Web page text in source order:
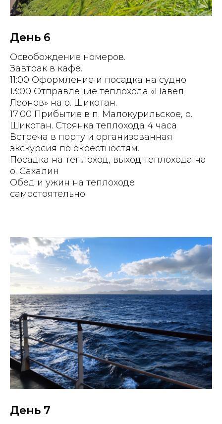
День 6
Освобождение номеров.
Завтрак в кафе.
11:00 Оформление и посадка на судно
13:00 Отправление теплохода «Павел
Леонов» на о. Шикотан.
17:00 Прибытие в п. Малокурильское, о.
Шикотан. Стоянка теплохода 4 часа
Встреча в порту и организованная
экскурсия по окрестностям.
Посадка на теплоход, выход теплохода на
о. Сахалин
Обед и ужин на теплоходе
самостоятельно
День 7